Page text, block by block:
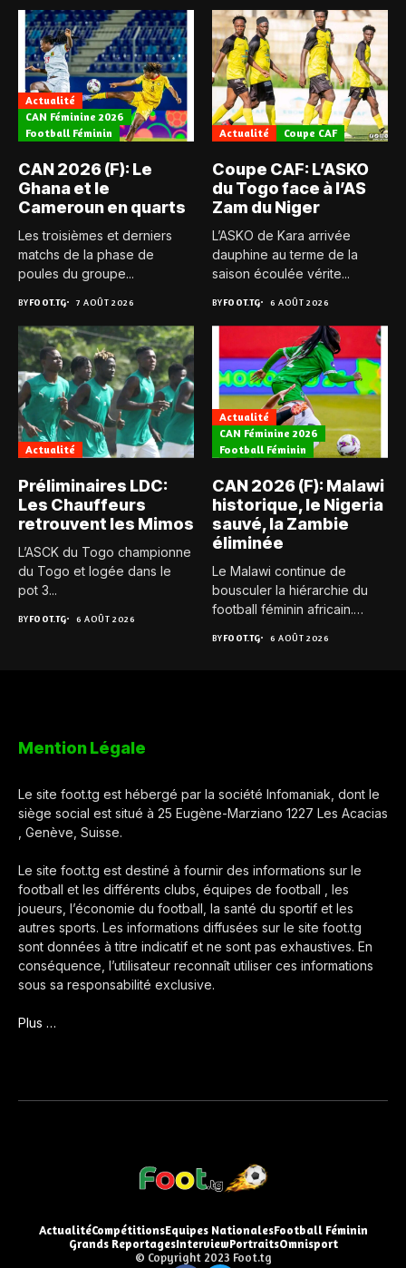
Actualité
CAN Féminine 2026
Football Féminin
CAN 2026 (F): Le
Ghana et le
Cameroun en quarts
Les troisièmes et derniers
matchs de la phase de
poules du groupe...
BYFOOT.TG 7 AOÛT 2026
Actualité Coupe CAF
Coupe CAF: L’ASKO
du Togo face à l’AS
Zam du Niger
L’ASKO de Kara arrivée
dauphine au terme de la
saison écoulée vérite...
BYFOOT.TG 6 AOÛT 2026
Actualité
Préliminaires LDC:
Les Chauffeurs
retrouvent les Mimos
L’ASCK du Togo championne
du Togo et logée dans le
pot 3...
BYFOOT.TG 6 AOÛT 2026
Actualité
CAN Féminine 2026
Football Féminin
CAN 2026 (F): Malawi
historique, le Nigeria
sauvé, la Zambie
éliminée
Le Malawi continue de
bousculer la hiérarchie du
football féminin africain.
BYFOOT.TG 6 AOÛT 2026
Mention Légale
Le site foot.tg est hébergé par la société Infomaniak, dont le
siège social est situé à 25 Eugène-Marziano 1227 Les Acacias
, Genève, Suisse.
Le site foot.tg est destiné à fournir des informations sur le
football et les différents clubs, équipes de football , les
joueurs, l’économie du football, la santé du sportif et les
autres sports. Les informations diffusées sur le site foot.tg
sont données à titre indicatif et ne sont pas exhaustives. En
conséquence, l’utilisateur reconnaît utiliser ces informations
sous sa responsabilité exclusive.
Plus …
ActualitéCompétitionsEquipes NationalesFootball Féminin
Grands ReportagesInterviewPortraitsOmnisport
© Copyright 2023 Foot.tg